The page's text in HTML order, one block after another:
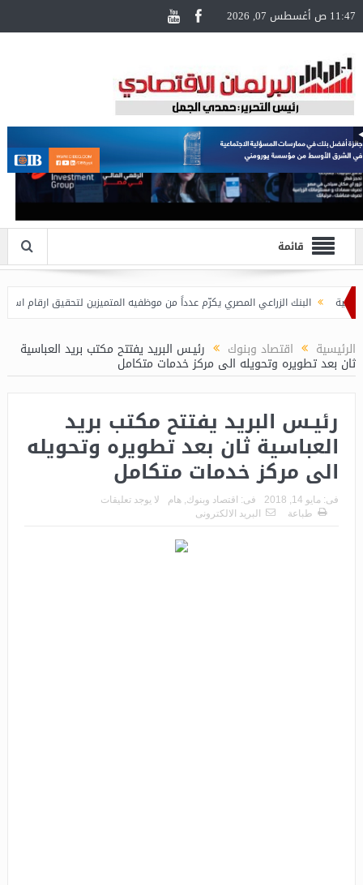
11:47 ص أغسطس 07, 2026
قائمة
البنك الزراعي المصري يكرّم عدداً من موظفيه المتميزين لتحقيق ارقام استثنائية
الرئيسية اقتصاد وبنوك رئيـس البريد يفتتح مكتب بريد العباسية
ثان بعد تطويره وتحويله الى مركز خدمات متكامل
رئيـس البريد يفتتح مكتب بريد
العباسية ثان بعد تطويره وتحويله
الى مركز خدمات متكامل
فى: مايو 14, 2018 فى: اقتصاد وبنوك, هام
لا يوجد تعليقات
طباعة
البريد الالكترونى